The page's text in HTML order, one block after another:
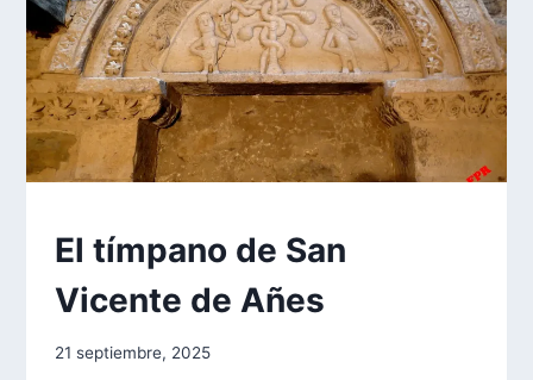
FORMACIÓN
El tímpano de San
Vicente de Añes
Por
21 septiembre, 2025